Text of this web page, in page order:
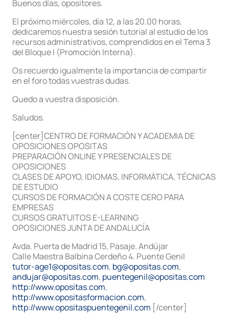
Buenos días, opositores.
El próximo miércoles, día 12, a las 20.00 horas,
dedicaremos nuestra sesión tutorial al estudio de los
recursos administrativos, comprendidos en el Tema 3
del Bloque I (Promoción Interna).
Os recuerdo igualmente la importancia de compartir
en el foro todas vuestras dudas.
Quedo a vuestra disposición.
Saludos.
[center]CENTRO DE FORMACIÓN Y ACADEMIA DE
OPOSICIONES OPOSITAS
PREPARACIÓN ONLINE Y PRESENCIALES DE
OPOSICIONES
CLASES DE APOYO, IDIOMAS, INFORMÁTICA, TÉCNICAS
DE ESTUDIO
CURSOS DE FORMACIÓN A COSTE CERO PARA
EMPRESAS
CURSOS GRATUITOS E-LEARNING
OPOSICIONES JUNTA DE ANDALUCÍA
Avda. Puerta de Madrid 15, Pasaje. Andújar
Calle Maestra Balbina Cerdeño 4. Puente Genil
tutor-age1@opositas.com, bg@opositas.com,
andujar@opositas.com, puentegenil@opositas.com
http://www.opositas.com,
http://www.opositasformacion.com,
http://www.opositaspuentegenil.com [/center]